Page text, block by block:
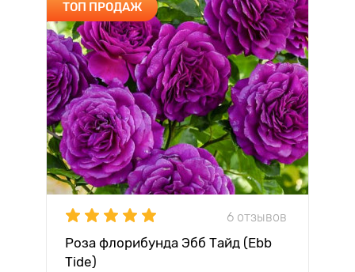
ТОП ПРОДАЖ
6 отзывов
Роза флорибунда Эбб Тайд (Ebb
Tide)